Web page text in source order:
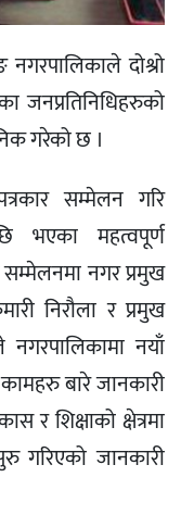
दोश्रो
जनप्रतिनिधिहरुको
गरेको छ ।
सम्मेलन गरि
भएका महत्वपूर्ण
सम्मेलनमा नगर प्रमुख
निरौला र प्रमुख
नगरपालिकामा नयाँ
बारे जानकारी
र शिक्षाको क्षेत्रमा
गरिएको जानकारी